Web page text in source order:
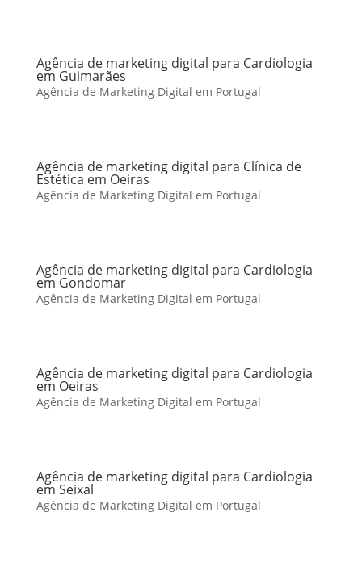
Agência de marketing digital para Cardiologia
em Guimarães
Agência de Marketing Digital em Portugal
Agência de marketing digital para Clínica de
Estética em Oeiras
Agência de Marketing Digital em Portugal
Agência de marketing digital para Cardiologia
em Gondomar
Agência de Marketing Digital em Portugal
Agência de marketing digital para Cardiologia
em Oeiras
Agência de Marketing Digital em Portugal
Agência de marketing digital para Cardiologia
em Seixal
Agência de Marketing Digital em Portugal